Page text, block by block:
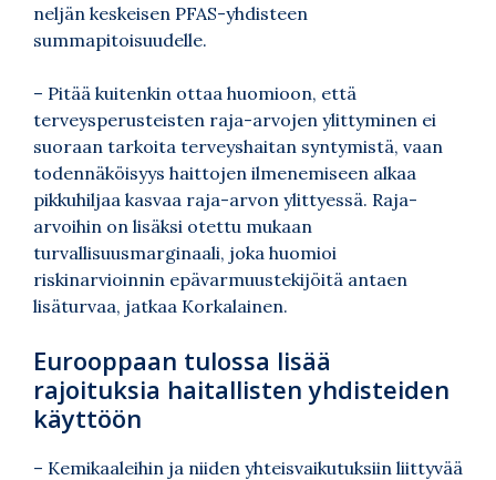
neljän keskeisen PFAS-yhdisteen
summapitoisuudelle.
– Pitää kuitenkin ottaa huomioon, että
terveysperusteisten raja-arvojen ylittyminen ei
suoraan tarkoita terveyshaitan syntymistä, vaan
todennäköisyys haittojen ilmenemiseen alkaa
pikkuhiljaa kasvaa raja-arvon ylittyessä. Raja-
arvoihin on lisäksi otettu mukaan
turvallisuusmarginaali, joka huomioi
riskinarvioinnin epävarmuustekijöitä antaen
lisäturvaa, jatkaa Korkalainen.
Eurooppaan tulossa lisää
rajoituksia haitallisten yhdisteiden
käyttöön
– Kemikaaleihin ja niiden yhteisvaikutuksiin liittyvää